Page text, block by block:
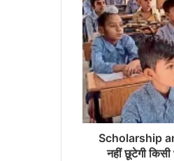
Scholarship
नहीं छूटेगी किसी